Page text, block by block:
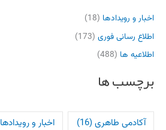
اخبار و رویدادها (18)
اطلاع رسانی فوری (173)
اطلاعیه ها (488)
برچسب ها
آکادمی طاهری(16) اخبار و رویدادها